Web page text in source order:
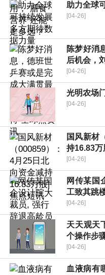
助力全球
[04-26]
陈梦好消
后机会，
[04-26]
光明农场
[04-26]
国风新材
持16.83
[04-26]
网传某国
工致其跳
[04-26]
天天观天
个操作步
[04-26]
血液病有